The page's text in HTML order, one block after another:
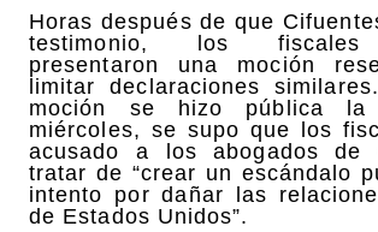
Horas después de que
testimonio, los fiscales
presentaron una moción
limitar declaraciones
moción se hizo pública la
miércoles, se supo que los
acusado a los abogados de
tratar de “crear un escándalo
intento por dañar las
de Estados Unidos”.